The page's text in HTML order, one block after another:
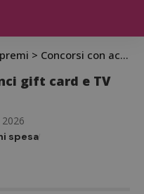
> Concorsi con acquisto
gift card e TV
spesa